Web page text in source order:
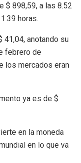
$ 898,59, a las 8.52
horas.
41,04, anotando su
febrero de
los mercados eran
ya es de $
en la moneda
en lo que va